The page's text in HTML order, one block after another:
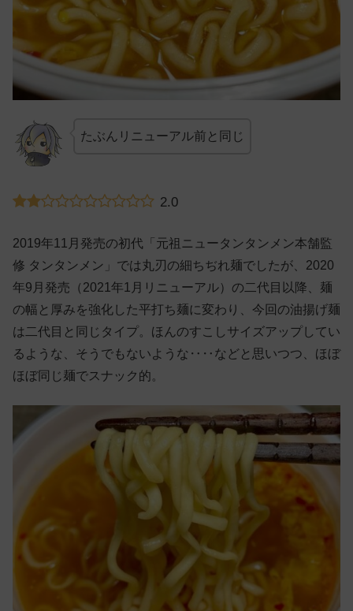
たぶんリニューアル前と同じ
2.0
2019年11月発売の初代「元祖ニュータンタンメン本舗監
修 タンタンメン」では丸刃の細ちぢれ麺でしたが、2020
年9月発売（2021年1月リニューアル）の二代目以降、麺
の幅と厚みを強化した平打ち麺に変わり、今回の油揚げ麺
は二代目と同じタイプ。ほんのすこしサイズアップしてい
るような、そうでもないような‥‥などと思いつつ、ほぼ
ほぼ同じ麺でスナック的。